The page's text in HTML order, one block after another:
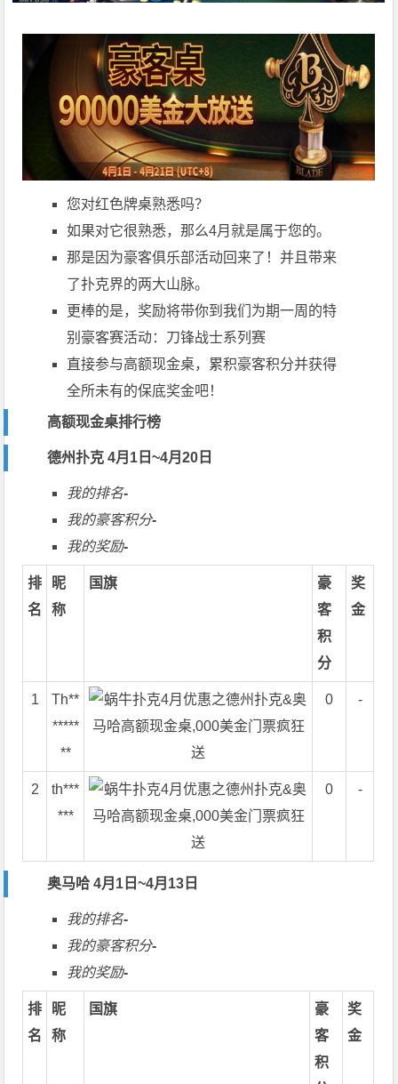
您对红色牌桌熟悉吗？
如果对它很熟悉，那么4月就是属于您的。
那是因为豪客俱乐部活动回来了！并且带来
了扑克界的两大山脉。
更棒的是，奖励将带你到我们为期一周的特
别豪客赛活动：刀锋战士系列赛
直接参与高额现金桌，累积豪客积分并获得
全所未有的保底奖金吧！
高额现金桌排行榜
德州扑克 4月1日~4月20日
我的排名-
我的豪客积分-
我的奖励-
排
名
昵
称
国旗
豪
客
积
分
奖
金
1
Th**
*****
**
0 -
2
th***
***
0 -
奥马哈 4月1日~4月13日
我的排名-
我的豪客积分-
我的奖励-
排
名
昵
称
国旗
豪
客
积
奖
金